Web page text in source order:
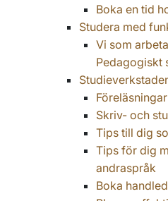
Boka en tid
Studera med
Vi som
Pedagogiskt
Föreläsningar
Skriv- och
Tips till dig
Tips för dig
andraspråk
Boka